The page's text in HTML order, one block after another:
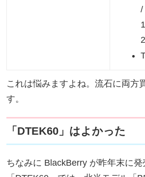
/
これは悩みますよね。流石に両方
す。
「DTEK60」はよかった
ちなみに BlackBerry が昨年末に発